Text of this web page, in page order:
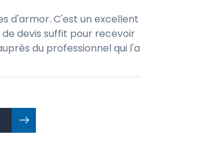
d'armor. C'est un excellent
devis suffit pour recevoir
du professionnel qui l'a